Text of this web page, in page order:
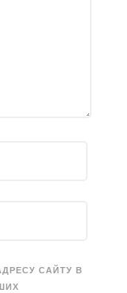
САЙТУ В